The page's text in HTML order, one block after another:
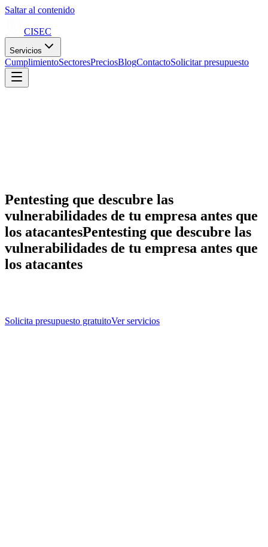
Saltar al contenido
CISEC
Servicios
CumplimientoSectoresPreciosBlogContactoSolicitar presupuesto
Pentesting que descubre las
vulnerabilidades de tu empresa antes que
los atacantesPentesting que descubre las
vulnerabilidades de tu empresa antes que
los atacantes
Solicita presupuesto gratuitoVer servicios